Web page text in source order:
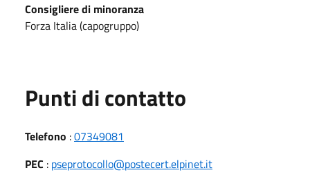
Consigliere di minoranza
Forza Italia (capogruppo)
Punti di contatto
Telefono :07349081
PEC : pseprotocollo@postecert.elpinet.it